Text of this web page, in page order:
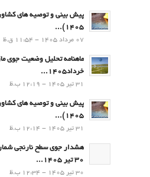
۱۴۰۵)...
07 مرداد 1405 - 11:54 ق.ظ
ماهنامه تحلیل وضعیت جوی
خرداد1405...
31 تیر 1405 - 12:19 ب.ظ
۱۴۰۵)...
31 تیر 1405 - 12:14 ب.ظ
30 تیر 1405...
30 تیر 1405 - 12:34 ب.ظ